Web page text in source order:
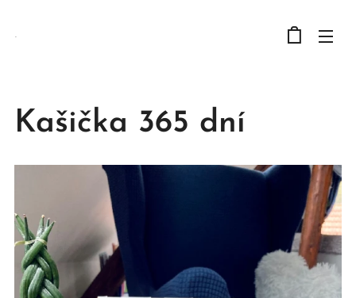
.
Kašička 365 dní